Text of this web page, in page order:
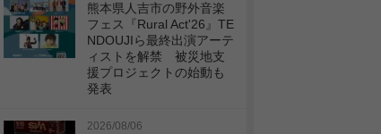
熊本県人吉市の野外音楽
フェス『Rural Act'26』TE
NDOUJIら最終出演アーテ
ィストを解禁 被災地支
援プロジェクトの始動も
発表
2026/08/06